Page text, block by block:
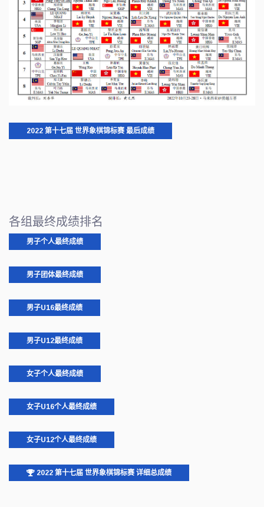
2022 第十七届 世界象棋锦标赛 最后成绩
各组最终成绩排名
男子个人最终成绩
男子团体最终成绩
男子U16最终成绩
男子U12最终成绩
女子个人最终成绩
女子U16个人最终成绩
女子U12个人最终成绩
2022 第十七届 世界象棋锦标赛 详细总成绩